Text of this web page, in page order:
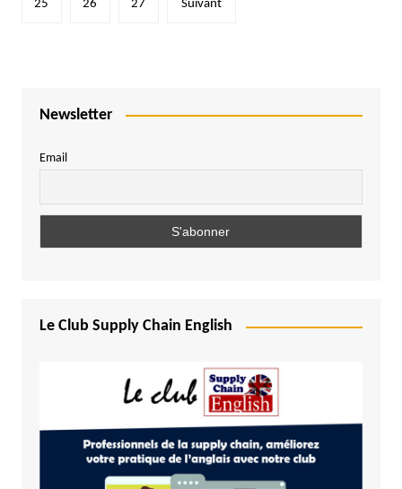
25 26 27 Suivant
Newsletter
Email
Le Club Supply Chain English